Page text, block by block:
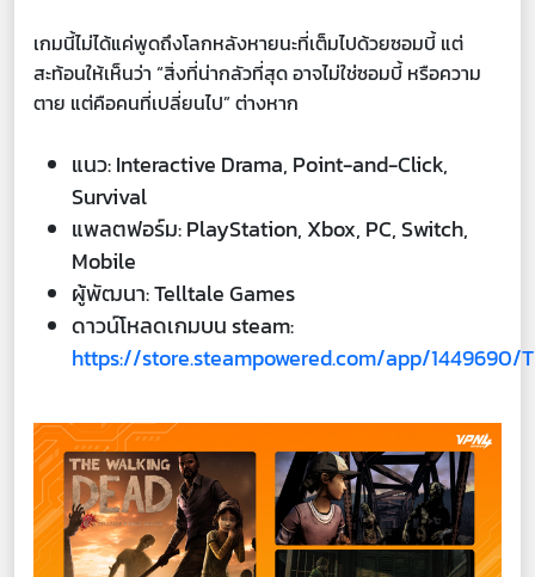
เกมนี้ไม่ได้แค่พูดถึงโลกหลังหายนะที่เต็มไปด้วยซอมบี้ แต่
สะท้อนให้เห็นว่า “สิ่งที่น่ากลัวที่สุด อาจไม่ใช่ซอมบี้ หรือความ
ตาย แต่คือคนที่เปลี่ยนไป” ต่างหาก
แนว: Interactive Drama, Point-and-Click,
Survival
แพลตฟอร์ม: PlayStation, Xbox, PC, Switch,
Mobile
ผู้พัฒนา: Telltale Games
ดาวน์โหลดเกมบน steam:
https://store.steampowered.com/app/